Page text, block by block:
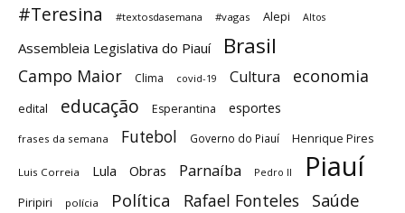
#Teresina #textosdasemana #vagas Alepi Altos
Assembleia Legislativa do Piauí Brasil
Campo Maior Clima covid-19 Cultura economia
edital educação Esperantina esportes
frases da semana Futebol Governo do Piauí Henrique Pires
Luis Correia Lula Obras Parnaíba Pedro II Piauí
Piripiri polícia Política Rafael Fonteles Saúde